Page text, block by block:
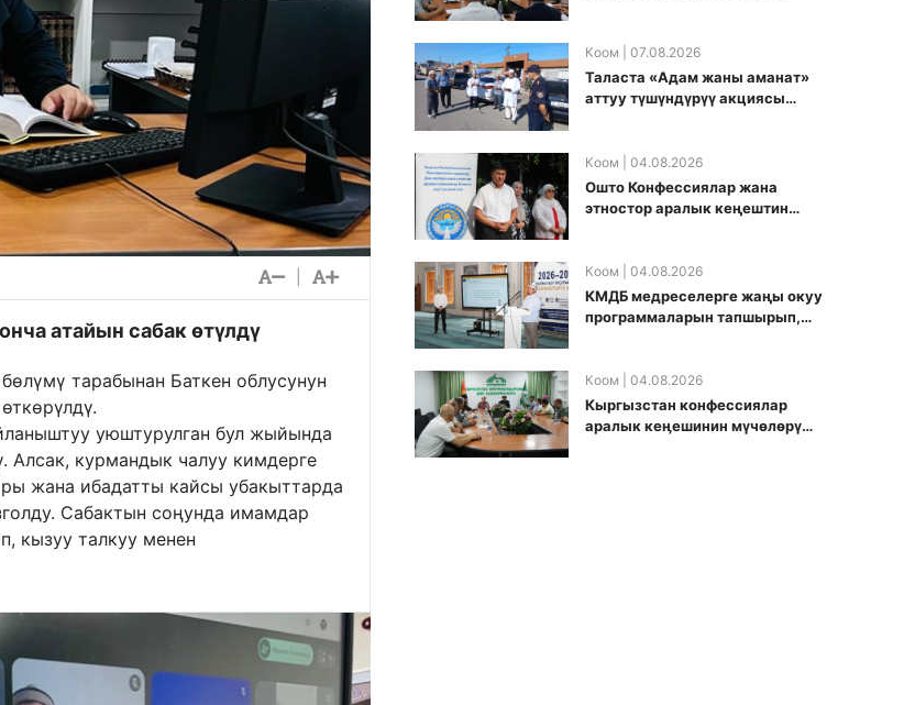
атайын сабак өтүлдү
тарабынан Баткен облусунун
уюштурулган бул жыйында
Алсак, курмандык чалуу кимдерге
жана ибадатты кайсы убакыттарда
Сабактын соңунда имамдар
кызуу талкуу менен
Коом | 07.08.2026
Таласта «Адам жаны аманат»
аттуу түшүндүрүү акциясы
Коом | 04.08.2026
Ошто Конфессиялар жана
этностор аралык кеңештин
Коом | 04.08.2026
КМДБ медреселерге жаңы окуу
программаларын тапшырып,
киргизди
Коом | 04.08.2026
Кыргызстан конфессиялар
аралык кеӊешинин мүчөлөрү